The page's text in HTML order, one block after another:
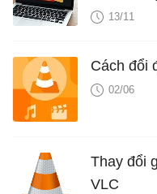
13/11
Cách đổi
02/06
Thay đổi
VLC